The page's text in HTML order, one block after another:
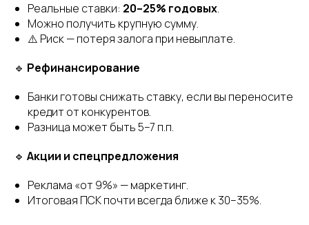
Реальные ставки: 20–25% годовых.
Можно получить крупную сумму.
⚠️ Риск — потеря залога при невыплате.
🔹 Рефинансирование
Банки готовы снижать ставку, если вы переносите
кредит от конкурентов.
Разница может быть 5–7 п.п.
🔹 Акции и спецпредложения
Реклама «от 9%» — маркетинг.
Итоговая ПСК почти всегда ближе к 30–35%.